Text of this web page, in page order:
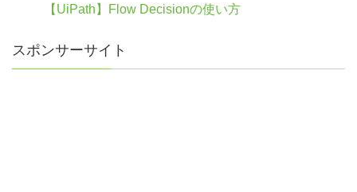
【UiPath】Flow Decisionの使い方
スポンサーサイト